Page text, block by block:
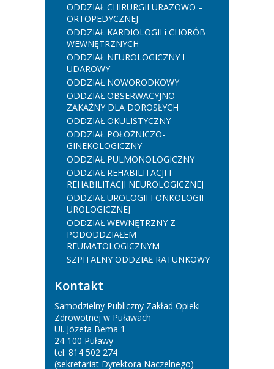
ODDZIAŁ CHIRURGII URAZOWO –
ORTOPEDYCZNEJ
ODDZIAŁ KARDIOLOGII i CHORÓB
WEWNĘTRZNYCH
ODDZIAŁ NEUROLOGICZNY I
UDAROWY
ODDZIAŁ NOWORODKOWY
ODDZIAŁ OBSERWACYJNO –
ZAKAŹNY DLA DOROSŁYCH
ODDZIAŁ OKULISTYCZNY
ODDZIAŁ POŁOŻNICZO-
GINEKOLOGICZNY
ODDZIAŁ PULMONOLOGICZNY
ODDZIAŁ REHABILITACJI I
REHABILITACJI NEUROLOGICZNEJ
ODDZIAŁ UROLOGII I ONKOLOGII
UROLOGICZNEJ
ODDZIAŁ WEWNĘTRZNY Z
PODODDZIAŁEM
REUMATOLOGICZNYM
SZPITALNY ODDZIAŁ RATUNKOWY
Kontakt
Samodzielny Publiczny Zakład Opieki
Zdrowotnej w Puławach
Ul. Józefa Bema 1
24-100 Puławy
tel: 814 502 274
(sekretariat Dyrektora Naczelnego)